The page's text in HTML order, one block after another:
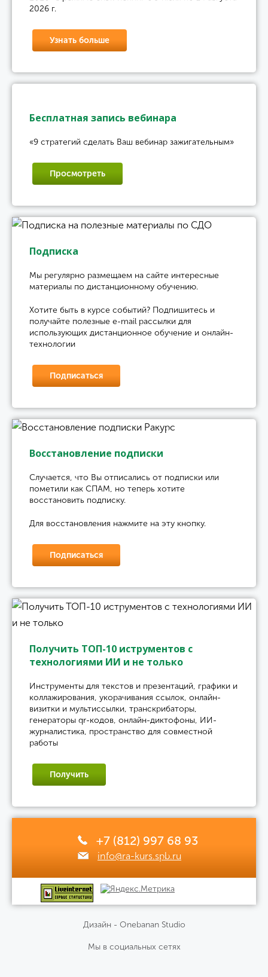
2026 г.
Узнать больше
Бесплатная запись вебинара
«9 стратегий сделать Ваш вебинар зажигательным»
Просмотреть
Подписка
Мы регулярно размещаем на сайте интересные
материалы по дистанционному обучению.
Хотите быть в курсе событий? Подпишитесь и
получайте полезные e-mail рассылки для
использующих дистанционное обучение и онлайн-
технологии
Подписаться
Восстановление подписки
Случается, что Вы отписались от подписки или
пометили как СПАМ, но теперь хотите
восстановить подписку.
Для восстановления нажмите на эту кнопку.
Подписаться
Получить ТОП-10 иструментов с
технологиями ИИ и не только
Инструменты для текстов и презентаций, графики и
коллажирования, укорачивания ссылок, онлайн-
визитки и мультиссылки, транскрибаторы,
генераторы qr-кодов, онлайн-диктофоны, ИИ-
журналистика, пространство для совместной
работы
Получить
+7 (812) 997 68 93
info@ra-kurs.spb.ru
Дизайн - Onebanan Studio
Мы в социальных сетях